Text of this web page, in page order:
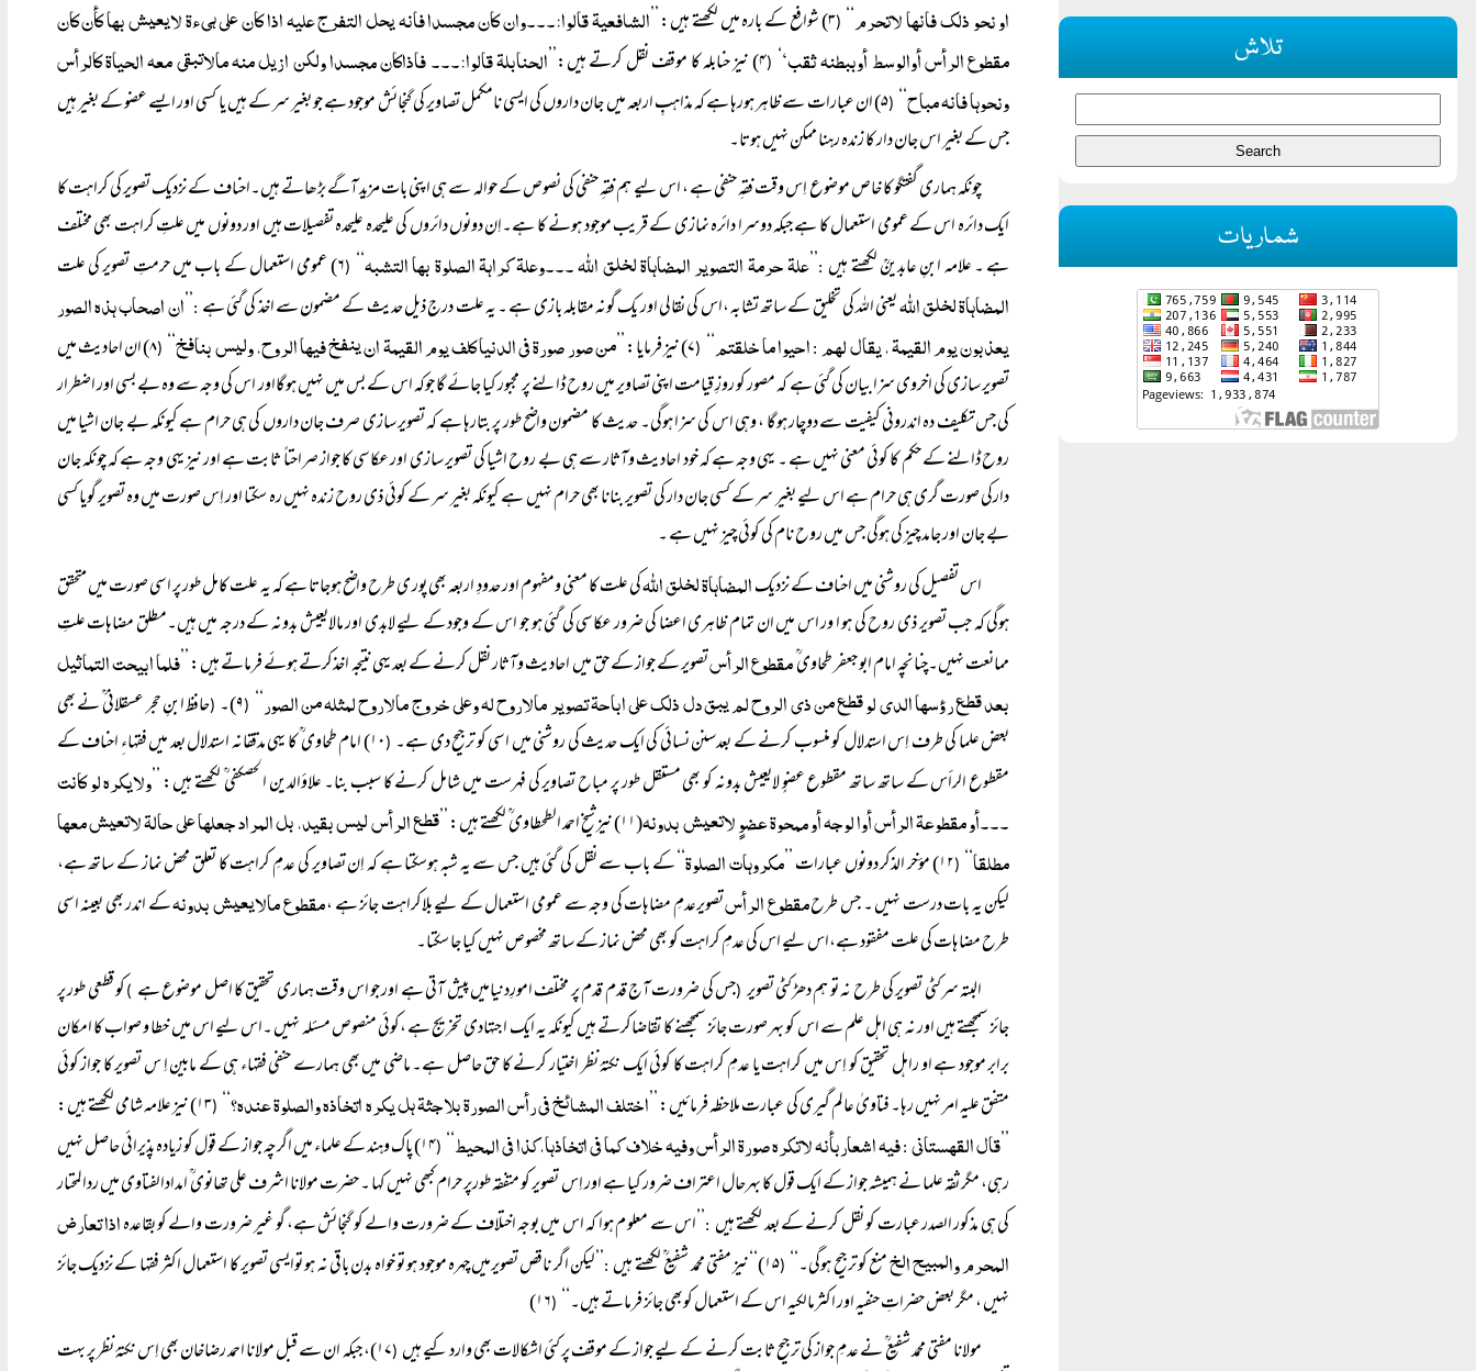
او نحو ذلک فانہا لاتحرم‘‘
(۳) شوافع کے بارہ میں لکھتے ہیں: ’’
الشافعیۃ قالوا:۔۔۔وان کان مجسدا فانہ یحل التفرج علیہ اذا کان علی ہیءۃ لایعیش بہا کأن کان
مقطوع الرأس أوالوسط أوببطنہ ثقب‘‘
(۴) نیز حنابلہ کا موقف نقل کرتے ہیں:’’
الحنابلۃ قالوا:۔۔۔ فاذاکان مجسدا ولکن ازیل منہ مالاتبقی معہ الحیاۃ کالرأس
ونحوہا فانہ مباح‘‘
( ۵) ان عبارات سے ظاہر ہورہا ہے کہ مذاہبِ اربعہ میں جان داروں کی ایسی نامکمل تصاویر کی گنجائش موجود ہے جو بغیر سر کے ہیں یا کسی اور ایسے عضو کے بغیر ہیں
جس کے بغیر اس جان دار کا زندہ رہنا ممکن نہیں ہوتا۔
چونکہ ہماری گفتگو کا خاص موضوع اِس وقت فقہِ حنفی ہے ، اس لیے ہم فقہِ حنفی کی نصوص کے حوالہ سے ہی اپنی بات مزید آگے بڑھاتے ہیں۔احناف کے نزدیک تصویر کی کراہت کا
ایک دائرہ اس کے عمومی استعمال کا ہے جبکہ دوسرا دائرہ نمازی کے قریب موجود ہونے کا ہے۔اِن دونوں دائروں کی علیحدہ علیحدہ تفصیلات ہیں اور دونوں میں علتِ کراہت بھی مختلف
ہے ۔ علامہ ابنِ عابدینؒ لکھتے ہیں : علۃ حرمۃ التصویر المضاہاۃ لخلق اللہ ۔۔۔وعلۃ کراہۃ الصلوۃ بہا التشبہ‘‘
(۶) عمومی استعمال کے باب میں حرمتِ تصویر کی علت
المضاہاۃ لخلق اللہیعنی اللہ کی تخلیق کے ساتھ تشابہ ،اس کی نقالی اور یک گونہ مقابلہ بازی ہے ۔ یہ علت درج ذیل حدیث کے مضمون سے اخذ کی گئی ہے :
ان اصحاب ہذہ الصور
یعذبون یوم القیمۃ ، یقال لہم : احیوا ما خلقتم‘‘
(۷) نیز فرمایا: ’’ من صور صورۃ فی الدنیا کلف یوم القیمۃ ان ینفخ فیہا الروح، ولیس بنافخ‘‘
( ۸) ان احادیث میں
تصویر سازی کی اخروی سزا بیان کی گئی ہے کہ مصور کو روزِ قیامت اپنی تصاویر میں روح ڈالنے پر مجبور کیا جائے گا جوکہ اس کے بس میں نہیں ہوگااور اس کی وجہ سے وہ بے بسی اور اضطرار
کی جس تکلیف دہ اندرونی کیفیت سے دوچار ہوگا ، وہی اس کی سزا ہوگی۔ حدیث کا مضمون واضح طور پر بتارہا ہے کہ تصویر سازی صرف جان داروں کی ہی حرام ہے کیونکہ بے جان اشیا میں
روح ڈالنے کے حکم کا کوئی معنی نہیں ہے ۔ یہی وجہ ہے کہ خود احادیث وآثار سے ہی بے روح اشیا کی تصویر سازی اور عکاسی کا جواز صراحتاً ثابت ہے اور نیز یہی وجہ ہے کہ چونکہ جان
دارکی صورت گری ہی حرام ہے اس لیے بغیر سر کے کسی جان دار کی تصویر بنانا بھی حرام نہیں ہے کیونکہ بغیر سر کے کوئی ذی روح زندہ نہیں رہ سکتا اور اِس صورت میں وہ تصویر گویا کسی
بے جان اور جامد چیز کی ہوگی جس میں روح نام کی کوئی چیز نہیں ہے ۔
اس تفصیل کی روشنی میں احناف کے نزدیکالمضاہاۃ لخلق اللہکی علت کا معنی ومفہوم اور حدودِ اربعہ بھی پور ی طرح واضح ہوجاتا ہے کہ یہ علت کامل طور پر اسی صورت میں متحقق
ہوگی کہ جب تصویر ذی روح کی ہو ا ور اس میں ان تمام ظاہری اعضا کی ضرور عکاسی کی گئی ہو جو اس کے وجود کے لیے لابدی اور مالایعیش بدونہ کے درجہ میں ہیں۔مطلق مضاہات علتِ
ممانعت نہیں۔چنانچہ امام ابو جعفر طحاوی ؒمقطوع الرأستصویر کے جواز کے حق میں احادیث وآثار نقل کرنے کے بعد یہی نتیجہ اخذکرتے ہوئے فرماتے ہیں: ’’فلما ابیحت التماثیل
بعد قطع رؤسہا الدی لو قطع من ذی الروح لم یبق دل ذلک علی اباحۃ تصویر مالاروح لہ وعلی خروج مالاروح لمثلہ من الصور‘‘
(۹)۔ (حافظ ابنِ حجر عسقلانی ؒ نے بھی
بعض علما کی طرف اِس استدلال کو منسوب کرنے کے بعدسنن نسائی کی ایک حدیث کی روشنی میں اسی کو ترجیح دی ہے۔ (
۱۰) امام طحاوی ؒ کا یہی مدققانہ استدلال بعد میں فقہاءِ احناف کے
مقطوع الرأس کے ساتھ ساتھ مقطوع عضوٍ لایعیش بدونہ کو بھی مستقل طور پر مباح تصاویر کی فہرست میں شامل کرنے کا سبب بنا۔ علاؤالدین الحصکفی ؒ لکھتے ہیں: ’’ ولایکرہ لو کانت
۔۔۔أو مقطوعۃ الرأس أوا لوجہ أو ممحوۃ عضوٍ لاتعیش بدونہ(۱۱) نیز شیخ احمد الطحطاوی ؒ لکھتے ہیں: ’’
قطع الرأس لیس بقید، بل المراد جعلہا علی حالۃ لاتعیش معہا
مطلقا‘‘
(۱۲) مؤخر الذکر دونوں عبارات ’’ مکروہات الصلوۃ‘‘ کے باب سے نقل کی گئی ہیں جس سے یہ شبہ ہوسکتا ہے کہ اِن تصاویر کی عدمِ کراہت کا تعلق محض نماز کے ساتھ ہے،
لیکن یہ بات درست نہیں ۔ جس طرحمقطوع الرأستصویرعدمِ مضاہات کی وجہ سے عمومی استعمال کے لیے بلاکراہت جائز ہے ،مقطوع مالایعیش بدونہکے اندر بھی بعینہ اسی
طرح مضاہات کی علت مفقود ہے،اس لیے اس کی عدمِ کراہت کو بھی محض نماز کے ساتھ مخصوص نہیں کیا جا سکتا۔
البتہ سرکٹی تصویر کی طرح نہ تو ہم دھڑکٹی تصویر(جس کی ضرورت آج قدم قدم پر مختلف امورِدنیامیں پیش آتی ہے اور جو اس وقت ہماری تحقیق کا اصل موضوع ہے )کو قطعی طور پر
جائز سمجھتے ہیں اور نہ ہی اہل علم سے اس کو بہر صورت جائز سمجھنے کا تقاضاکرتے ہیں کیونکہ یہ ایک اجتہادی تخریج ہے ،کوئی منصوص مسئلہ نہیں ۔اس لیے اس میں خطا و صواب کا امکان
برابر موجود ہے او راہل تحقیق کو اِس میں کراہت یا عدمِ کراہت کا کوئی ایک نکتۂ نظر اختیار کرنے کا حق حاصل ہے۔ ماضی میں بھی ہمارے حنفی فقہاء ہی کے مابین اِ س تصویر کا جواز کوئی
متفق علیہ امر نہیں رہا۔ فتاویٰ عالم گیری کی عبارت ملاحظہ فرمائیں: ’’ اختلف المشائخ فی رأس الصورۃ بلاجثۃ ہل یکرہ اتخاذہ والصلوۃ عندہ؟‘‘
(
۱۳) نیز علامہ شامی لکھتے ہیں:
قال القہستانی:فیہ اشعاربأنہ لاتکرہ صورۃ الرأس وفیہ خلاف کما فی اتخاذہا،کذا فی المحیط‘‘
(
۱۴) پاک وہند کے علماء میں اگرچہ جواز کے قول کو زیادہ پذیرائی حاصل نہیں
رہی، مگر ثقہ علما نے ہمیشہ جواز کے ایک قول کا بہرحال اعتراف ضرور کیا ہے اور اِس تصویر کو متفقہ طورپر حرام کبھی نہیں کہا ۔ حضرت مولانا اشرف علی تھانوی ؒ امدادالفتاوی میں ردالمحتار
کی ہی مذکور الصدر عبارت کو نقل کرنے کے بعد لکھتے ہیں : ’’اس سے معلو م ہوا کہ اس میں بوجہ اختلاف کے ضرورت والے کو گنجائش ہے، گو غیر ضرورت والے کو بقاعدہاذا تعارض
المحرم والمبیح الخمنع کو ترجیح ہوگی۔‘‘ (۱۵)‘‘نیز مفتی محمد شفیع ؒ لکھتے ہیں :
’’لیکن اگر ناقص تصویرمیں چہرہ موجود ہو تو خواہ بدن باقی نہ ہو توایسی تصویر کا استعمال اکثر فقہا کے نزدیک جائز
نہیں ، مگر بعض حضراتِ حنفیہ اور اکثرمالکیہ اس کے استعمال کوبھی جائز فرماتے ہیں۔‘‘ (۱۶)
مولانا مفتی محمد شفیع ؒ نے عدمِ جواز کی ترجیح ثابت کرنے کے لیے جواز کے موقف پر کئی اشکالات بھی وارد کیے ہیں (
۱۷)، جبکہ ان سے قبل مولانا احمد رضاخان بھی اِس نکتۂ نظر پر بہت
تلاش
شماریات